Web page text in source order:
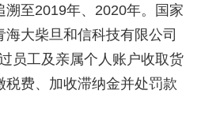
溯至2019年、2020年。国家
大柴旦和信科技有限公司
员工及亲属个人账户收取货
税费、加收滞纳金并处罚款